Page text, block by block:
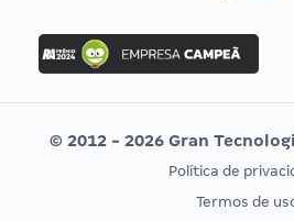
Concurso Ibama
Concurso MPU
Editais publicados
CONCURSOS POR PROFISSÃO
© 2012 - 2026 Gran
Política de
Termos de